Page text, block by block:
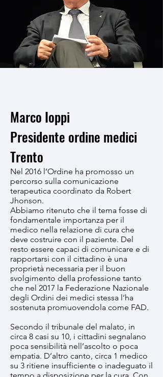
Marco Ioppi
Presidente ordine medici
Trento
Nel 2016 l’Ordine ha promosso un
percorso sulla comunicazione
terapeutica coordinato da Robert
Jhonson.
Abbiamo ritenuto che il tema fosse di
fondamentale importanza per il
medico nella relazione di cura che
deve costruire con il paziente. Del
resto essere capaci di comunicare e di
rapportarsi con il cittadino è una
proprietà necessaria per il buon
svolgimento della professione tanto
che nel 2017 la Federazione Nazionale
degli Ordini dei medici stessa l’ha
sostenuta promuovendola come FAD.
Secondo il tribunale del malato, in
circa 8 casi su 10, i cittadini segnalano
poca sensibilità nell’ascolto o poca
empatia. D’altro canto, circa 1 medico
su 3 ritiene insufficiente o inadeguato il